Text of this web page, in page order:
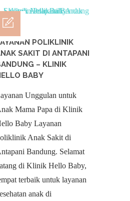
POLIKLINIK
SAKIT DI ANTAPANI
– KLINIK
BABY
Unggulan untuk
Mama Papa di Klinik
Baby Layanan
Anak Sakit di
Bandung. Selamat
di Klinik Hello Baby,
terbaik untuk layanan
anak di